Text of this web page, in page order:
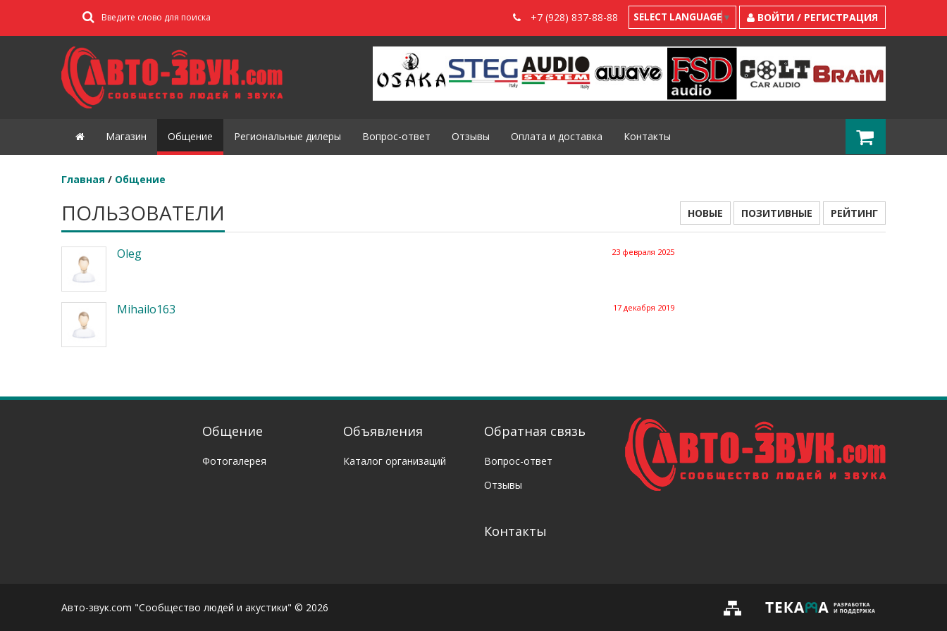
+7 (928) 837-88-88 SELECT LANGUAGE ▼ ВОЙТИ / РЕГИСТРАЦИЯ
Магазин Общение Региональные дилеры Вопрос-ответ Отзывы Оплата и доставка Контакты
Главная / Общение
НОВЫЕ ПОЗИТИВНЫЕ РЕЙТИНГ
ПОЛЬЗОВАТЕЛИ
23 февраля 2025
Oleg
17 декабря 2019
Mihailo163
Общение
Фотогалерея
Объявления
Каталог организаций
Обратная связь
Вопрос-ответ
Отзывы
Контакты
Авто-звук.com "Сообщество людей и акустики" © 2026